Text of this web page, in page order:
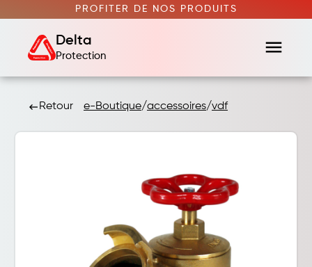
PROFITER DE NOS PRODUITS
Delta
Protection menu
keyboard_backspaceRetour e-Boutique/accessoires/vdf